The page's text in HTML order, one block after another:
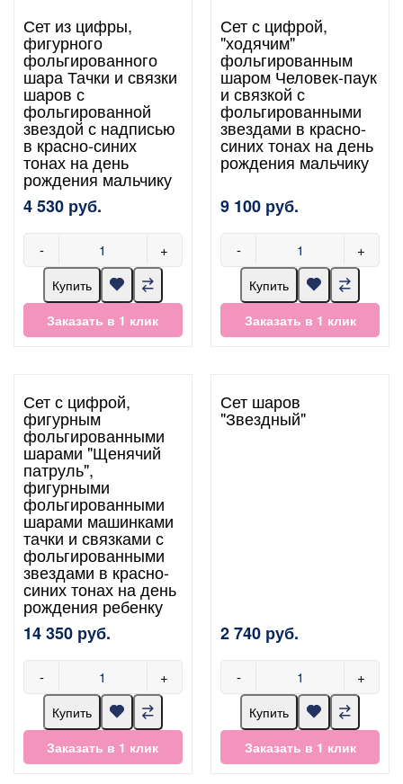
Сет из цифры,
фигурного
фольгированного
шара Тачки и связки
шаров с
фольгированной
звездой с надписью
в красно-синих
тонах на день
рождения мальчику
4 530 руб.
- +
Купить
Заказать в 1 клик
Сет с цифрой,
"ходячим"
фольгированным
шаром Человек-паук
и связкой с
фольгированными
звездами в красно-
синих тонах на день
рождения мальчику
9 100 руб.
- +
Купить
Заказать в 1 клик
Сет с цифрой,
фигурным
фольгированными
шарами "Щенячий
патруль",
фигурными
фольгированными
шарами машинками
тачки и связками с
фольгированными
звездами в красно-
синих тонах на день
рождения ребенку
14 350 руб.
- +
Купить
Заказать в 1 клик
Сет шаров
"Звездный"
2 740 руб.
- +
Купить
Заказать в 1 клик